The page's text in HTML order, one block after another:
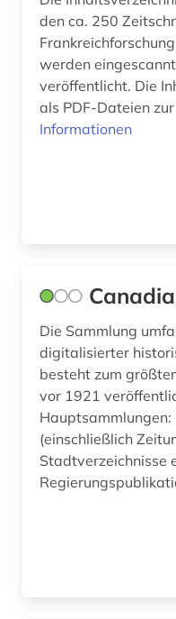
finnougristik (3)
foto (2)
fotografie (1)
frankophonie (1)
frankreich (12)
französisch (2)
den ca. 250
werden
veröffentlicht. Die
als PDF-Dateien
Informationen
Die Sammlung
digitalisierter
besteht zum
vor 1921
(einschließlich
Stadtverzeichnisse